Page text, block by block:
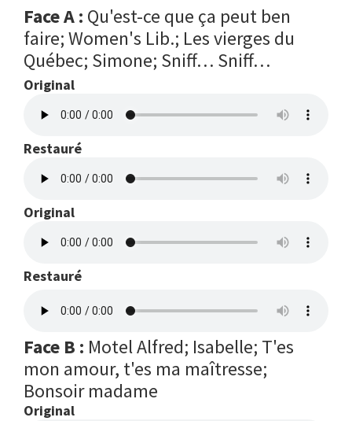
Face A : Qu'est-ce que ça peut ben
faire; Women's Lib.; Les vierges du
Québec; Simone; Sniff… Sniff…
Original
Restauré
Original
Restauré
Face B : Motel Alfred; Isabelle; T'es
mon amour, t'es ma maîtresse;
Bonsoir madame
Original